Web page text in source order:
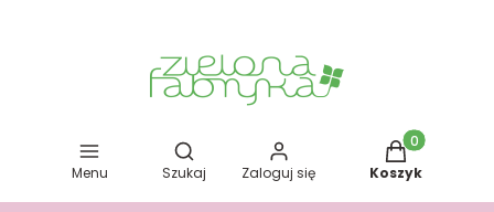
Menu
Otwórz wyszukiwarkę
Szukaj Zaloguj się
Produkty w
Koszyk